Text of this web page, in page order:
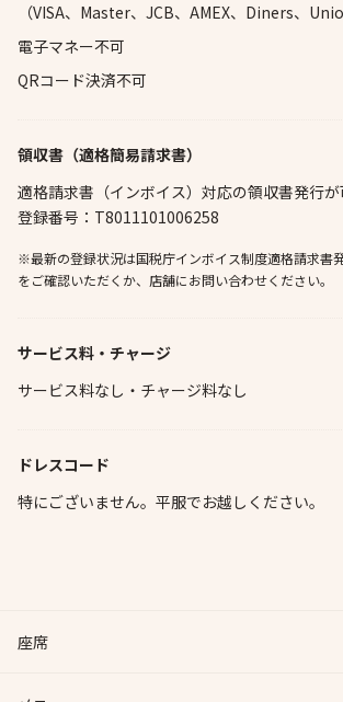
（VISA、Master、JCB、AMEX、Diners、
電子マネー不可
QRコード決済不可
領収書（適格簡易請求書）
適格請求書（インボイス）対応の領収書発行
登録番号：T8011101006258
※最新の登録状況は国税庁インボイス制度適格請求書
をご確認いただくか、店舗にお問い合わせください。
サービス料・チャージ
サービス料なし・チャージ料なし
ドレスコード
特にございません。平服でお越しください。
座席